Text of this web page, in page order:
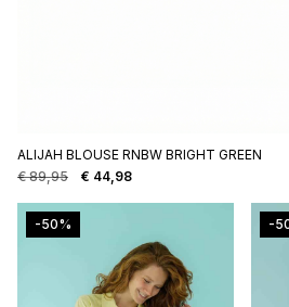
ALIJAH BLOUSE RNBW BRIGHT GREEN
€89,95
Oorspronkelijke
prijs
was:
€ 89,95.
€ 44,98
Huidige
prijs
€ 44,98.
-50% -